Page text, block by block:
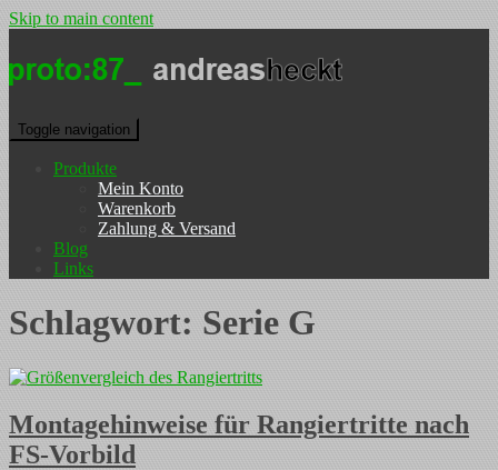
Skip to main content
Toggle navigation
Produkte
Mein Konto
Warenkorb
Zahlung & Versand
Blog
Links
Schlagwort: Serie G
Montagehinweise für Rangiertritte nach
FS-Vorbild